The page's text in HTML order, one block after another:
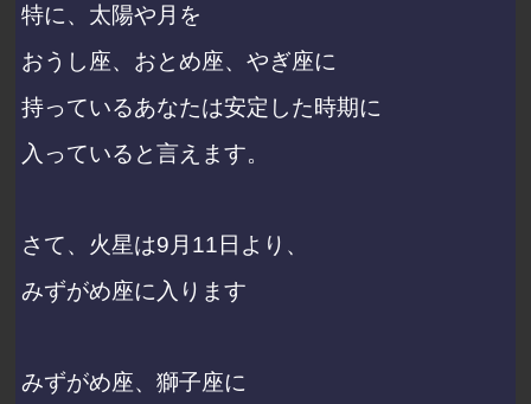
特に、太陽や月を
おうし座、おとめ座、やぎ座に
持っているあなたは安定した時期に
入っていると言えます。
さて、火星は9月11日より、
みずがめ座に入ります
みずがめ座、獅子座に